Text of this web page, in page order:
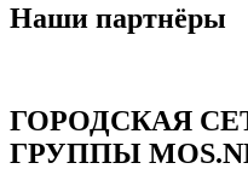
Наши партнёры
ГОРОДСКАЯ
ГРУППЫ